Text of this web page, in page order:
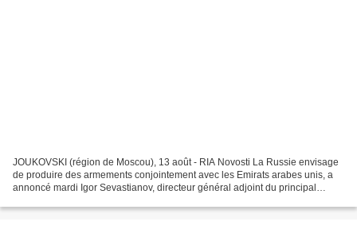
JOUKOVSKI (région de Moscou), 13 août - RIA Novosti La Russie envisage
de produire des armements conjointement avec les Emirats arabes unis, a
annoncé mardi Igor Sevastianov, directeur général adjoint du principal